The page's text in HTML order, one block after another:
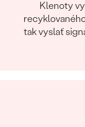
Klenoty
tak vyslať